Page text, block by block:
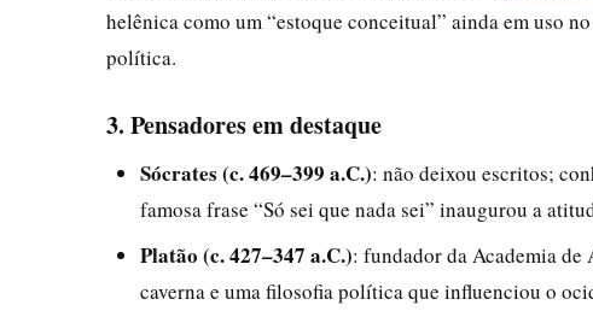
helênica como um “estoque conceitual” ainda em uso
política.
3. Pensadores em destaque
Sócrates (c. 469–399 a.C.): não deixou escritos;
famosa frase “Só sei que nada sei” inaugurou a
Platão (c. 427–347 a.C.): fundador da Academia de
caverna e uma filosofia política que influenciou o